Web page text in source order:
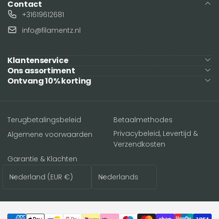
Contact
+31619612681
info@filamentz.nl
Klantenservice
Ons assortiment
Ontvang 10% korting
Terugbetalingsbeleid
Betaalmethodes
Algemene voorwaarden
Privacybeleid, Levertijd &
Verzendkosten
Garantie & Klachten
Nederland (EUR €) Nederlands